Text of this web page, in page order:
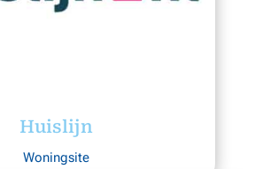
Huislijn
Woningsite